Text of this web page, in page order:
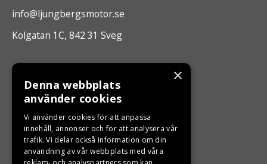
info@ljungbergsmotor.se
Kolgatan 1C, 842 31 Sveg
ÖPPETTIDER
Måndag - Fredag 10.00 -17.00
LJUNGBERGS MOTOR
Din BRP återförsäljare i Sveg!
×
Denna webbplats
använder cookies
Vi använder cookies för att anpassa
innehåll, annonser och för att analysera vår
trafik. Vi delar också information om din
användning av vår webbplats med våra